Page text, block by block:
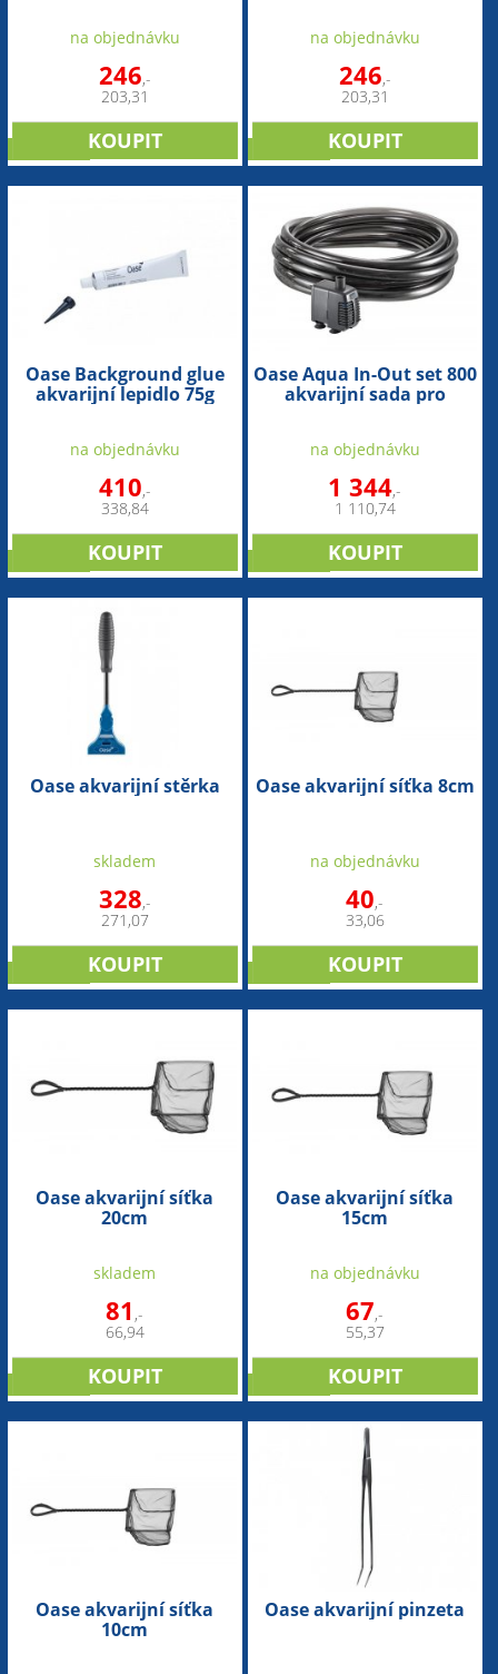
na objednávku
246,-
203,31
na objednávku
246,-
203,31
Oase Background glue
akvarijní lepidlo 75g
na objednávku
410,-
338,84
Oase Aqua In-Out set 800
akvarijní sada pro
na objednávku
1 344,-
1 110,74
Oase akvarijní stěrka
skladem
328,-
271,07
Oase akvarijní síťka 8cm
na objednávku
40,-
33,06
Oase akvarijní síťka
20cm
skladem
81 ,-
66,94
Oase akvarijní síťka
15cm
na objednávku
67,-
55,37
Oase akvarijní síťka
10cm
Oase akvarijní pinzeta